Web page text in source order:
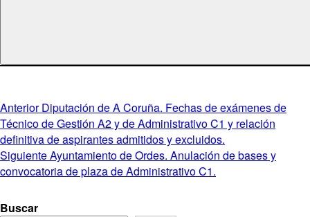
Navegación
de
entradas
Anterior Entrada
anterior:
Diputación de A Coruña. Fechas de exámenes de
Técnico de Gestión A2 y de Administrativo C1 y relación
definitiva de aspirantes admitidos y excluidos.
SiguienteEntrada
siguiente:
Ayuntamiento de Ordes. Anulación de bases y
convocatoria de plaza de Administrativo C1.
Buscar